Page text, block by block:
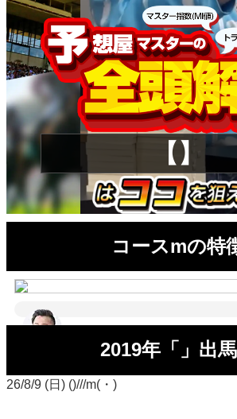
【】
コースmの特
2019年「」出
26/8/9 (日) ()///m(・)